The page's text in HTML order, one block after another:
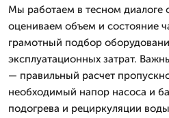
Мы работаем в тесном диалоге
оцениваем объем и состояние
грамотный подбор
эксплуатационных затрат.
— правильный расчет
необходимый напор насоса и
подогрева и рециркуляции